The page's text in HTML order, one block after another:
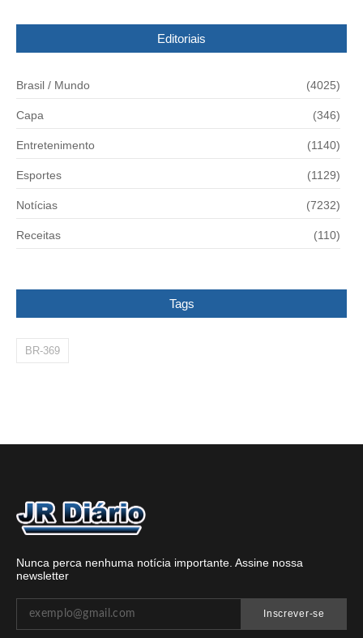
Editoriais
Brasil / Mundo (4025)
Capa (346)
Entretenimento (1140)
Esportes (1129)
Notícias (7232)
Receitas (110)
Tags
BR-369
Nunca perca nenhuma notícia importante. Assine nossa
newsletter
Inscrever-se